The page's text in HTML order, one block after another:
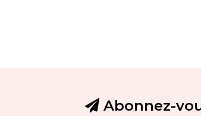
Abonnez-